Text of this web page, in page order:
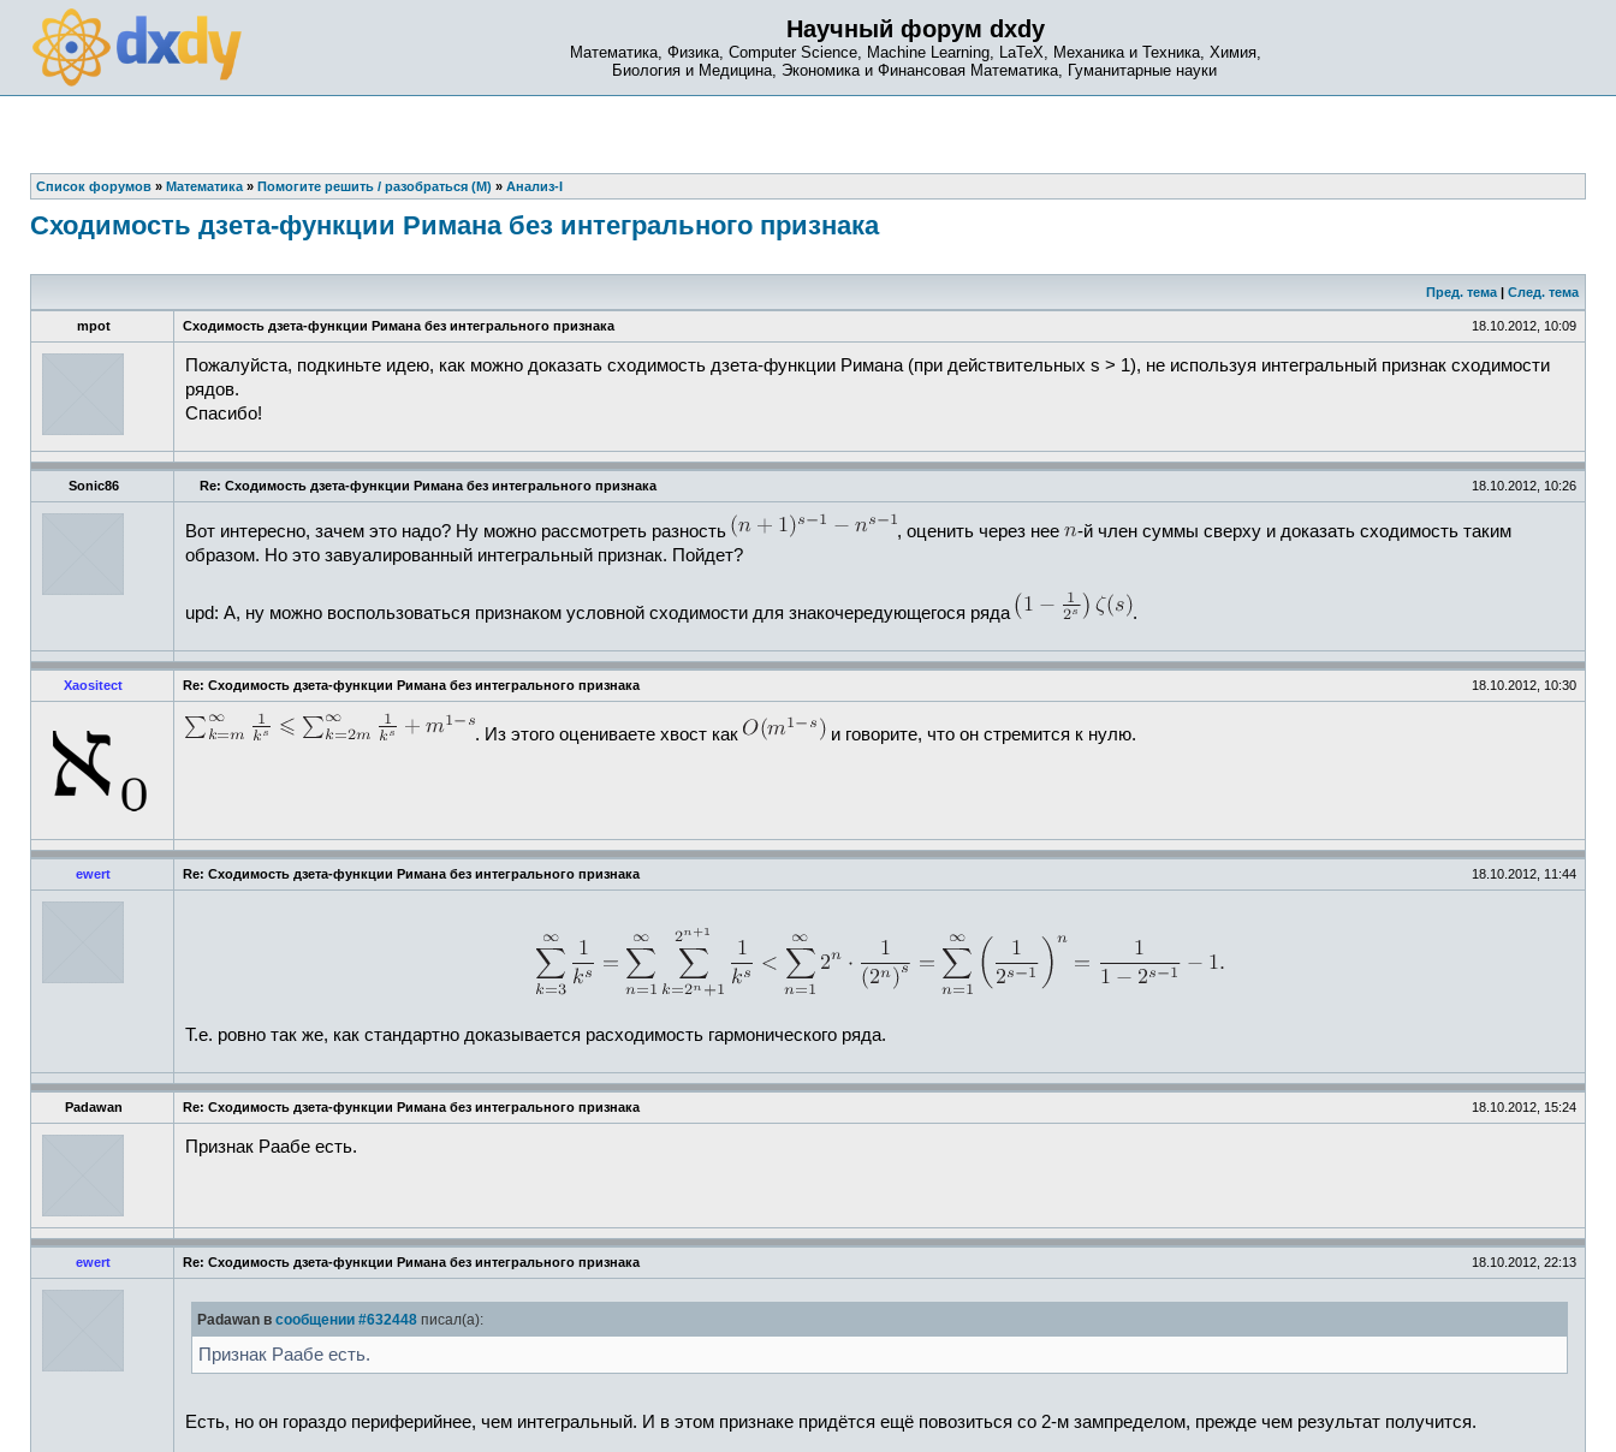
Научный форум dxdy
Математика, Физика, Computer Science, Machine Learning, LaTeX, Механика и Техника, Химия,
Биология и Медицина, Экономика и Финансовая Математика, Гуманитарные науки
Список форумов » Математика » Помогите решить / разобраться (М) » Анализ-I
Сходимость дзета-функции Римана без интегрального признака
Пред. тема | След. тема
mpot Сходимость дзета-функции Римана без интегрального признака 18.10.2012, 10:09
Пожалуйста, подкиньте идею, как можно доказать сходимость дзета-функции Римана (при действительных s > 1), не используя интегральный признак сходимости
рядов.
Спасибо!
Sonic86 Re: Сходимость дзета-функции Римана без интегрального признака 18.10.2012, 10:26
Вот интересно, зачем это надо? Ну можно рассмотреть разность , оценить через нее
-й член суммы сверху и доказать сходимость таким
образом. Но это завуалированный интегральный признак. Пойдет?
upd: А, ну можно воспользоваться признаком условной сходимости для знакочередующегося ряда .
Xaositect Re: Сходимость дзета-функции Римана без интегрального признака 18.10.2012, 10:30
. Из этого оцениваете хвост как и говорите, что он стремится к нулю.
ewert Re: Сходимость дзета-функции Римана без интегрального признака 18.10.2012, 11:44
Т.е. ровно так же, как стандартно доказывается расходимость гармонического ряда.
Padawan Re: Сходимость дзета-функции Римана без интегрального признака 18.10.2012, 15:24
Признак Раабе есть.
ewert Re: Сходимость дзета-функции Римана без интегрального признака 18.10.2012, 22:13
Padawan в сообщении #632448 писал(а):
Признак Раабе есть.
Есть, но он гораздо периферийнее, чем интегральный. И в этом признаке придётся ещё повозиться со 2-м зампределом, прежде чем результат получится.